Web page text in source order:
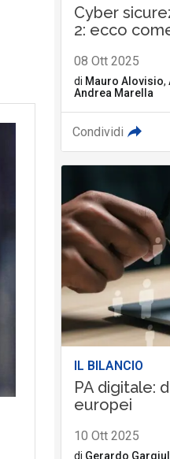
Cyber
2: ecco
08 Ott 2025
di Mauro Alovisio,
Andrea Marella
Condividi
IL BILANCIO
PA digitale:
europei
10 Ott 2025
di Gerardo